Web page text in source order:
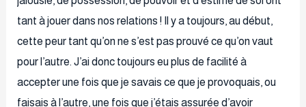
tant à jouer dans nos relations ! Il y a toujours, au début,
cette peur tant qu’on ne s’est pas prouvé ce qu’on vaut
pour l’autre. J’ai donc toujours eu plus de facilité à
accepter une fois que je savais ce que je provoquais, ou
faisais à l’autre, une fois que j’étais assurée d’avoir